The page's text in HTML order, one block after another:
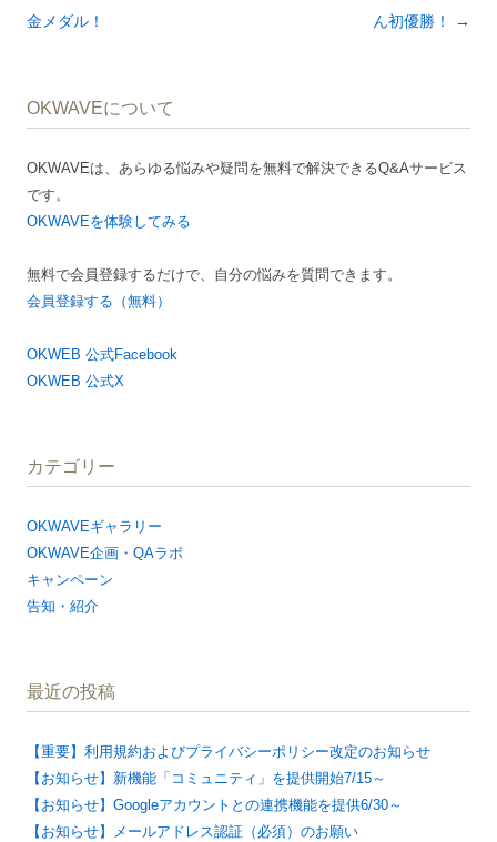
稿
ゲ
シ
ョ
金メダル！
ん初優勝！
→
OKWAVEについて
OKWAVEは、あらゆる悩みや疑問を無料で解決できるQ&Aサービス
です。
OKWAVEを体験してみる
無料で会員登録するだけで、自分の悩みを質問できます。
会員登録する（無料）
OKWEB 公式Facebook
OKWEB 公式X
カテゴリー
OKWAVEギャラリー
OKWAVE企画・QAラボ
キャンペーン
告知・紹介
最近の投稿
【重要】利用規約およびプライバシーポリシー改定のお知らせ
【お知らせ】新機能「コミュニティ」を提供開始7/15～
【お知らせ】Googleアカウントとの連携機能を提供6/30～
【お知らせ】メールアドレス認証（必須）のお願い